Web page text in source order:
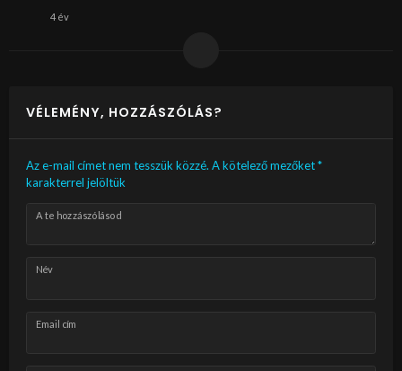
4 év
VÉLEMÉNY, HOZZÁSZÓLÁS?
Az e-mail címet nem tesszük közzé. A kötelező mezőket*
karakterrel jelöltük
A te hozzászólásod
Név
Email cím